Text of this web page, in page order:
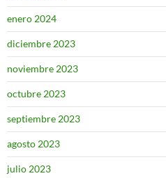
enero 2024
diciembre 2023
noviembre 2023
octubre 2023
septiembre 2023
agosto 2023
julio 2023